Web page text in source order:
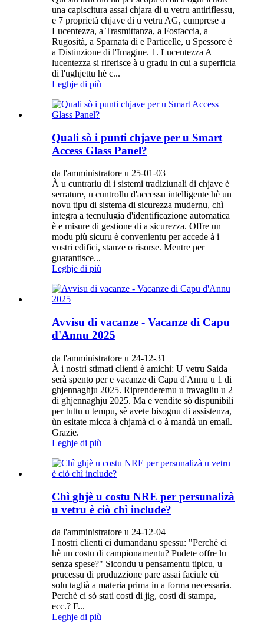
una capiscitura assai chjara di u vetru antiriflessu,
e 7 proprietà chjave di u vetru AG, cumprese a
Lucentezza, a Trasmittanza, a Fosfaccia, a
Rugosità, a Sparnata di e Particelle, u Spessore è
a Distinzione di l'Imagine. 1. Lucentezza A
lucentezza si riferisce à u gradu in cui a superficia
di l'ughjettu hè c...
Leghje di più
Quali sò i punti chjave per u Smart
Access Glass Panel?
da l'amministratore u 25-01-03
À u cuntrariu di i sistemi tradiziunali di chjave è
serrature, u cuntrollu d'accessu intelligente hè un
novu tipu di sistema di sicurezza mudernu, chì
integra a tecnulugia d'identificazione automatica
è e misure di gestione di a sicurezza. Offre un
modu più sicuru è convenientu per accede à i
vostri edifici, stanze o risorse. Mentre per
guarantisce...
Leghje di più
Avvisu di vacanze - Vacanze di Capu
d'Annu 2025
da l'amministratore u 24-12-31
À i nostri stimati clienti è amichi: U vetru Saida
serà spento per e vacanze di Capu d'Annu u 1 di
ghjennaghju 2025. Riprenderemu u travagliu u 2
di ghjennaghju 2025. Ma e vendite sò dispunibili
per tuttu u tempu, sè avete bisognu di assistenza,
ùn esitate micca à chjamà ci o à mandà un email.
Grazie.
Leghje di più
Chì ghjè u costu NRE per persunalizà
u vetru è ciò chì include?
da l'amministratore u 24-12-04
I nostri clienti ci dumandanu spessu: "Perchè ci
hè un costu di campionamentu? Pudete offre lu
senza spese?" Sicondu u pensamentu tipicu, u
prucessu di pruduzzione pare assai faciule cù
solu taglià a materia prima in a forma necessaria.
Perchè ci sò stati costi di jig, costi di stampa,
ecc.? F...
Leghje di più